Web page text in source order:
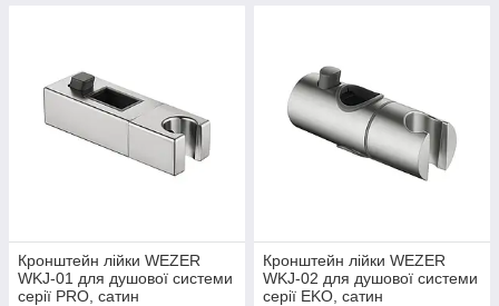
Кронштейн лійки WEZER
WKJ-01 для душової системи
серії PRO, сатин
Кронштейн лійки WEZER
WKJ-02 для душової системи
серії EKO, сатин